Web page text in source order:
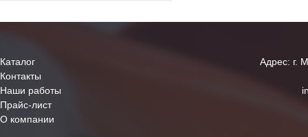
Каталог
Контакты
Наши работы
Прайс-лист
О компании
Адрес: г.